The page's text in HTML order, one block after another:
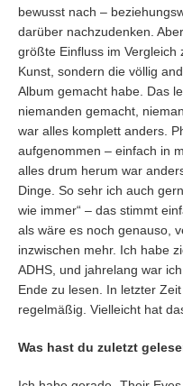
bewusst nach –
darüber nachzudenken.
größte Einfluss im Vergleich
Kunst, sondern die völlig
Album gemacht habe. Das
niemanden gemacht,
war alles komplett anders.
aufgenommen – einfach in
alles drum herum war
Dinge. So sehr ich auch
wie immer“ – das stimmt
als wäre es noch genauso,
inzwischen mehr. Ich habe
ADHS, und jahrelang war
Ende zu lesen. In letzter
regelmäßig. Vielleicht hat
Was hast du zuletzt